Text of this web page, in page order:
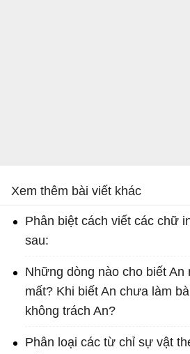
Xem thêm bài viết khác
Phân biệt cách viết các chữ
sau:
Những dòng nào cho biết An
mất? Khi biết An chưa làm
không trách An?
Phân loại các từ chỉ sự vật